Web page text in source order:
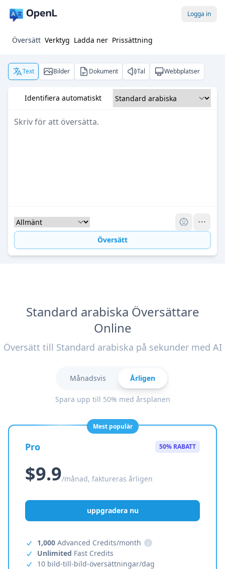
Logga in
Översätt Verktyg Ladda ner Prissättning
Text Bilder Dokument Tal Webbplatser
Identifiera automatiskt
Översätt
Standard arabiska Översättare
Online
Översätt till Standard arabiska på sekunder med AI
Månadsvis Årligen
Spara upp till 50% med årsplanen
Mest populär
Pro 50% RABATT
$9.9/månad, faktureras årligen
uppgradera nu
1,000 Advanced Credits/month
i
Unlimited Fast Credits
10 bild-till-bild-översättningar/dag